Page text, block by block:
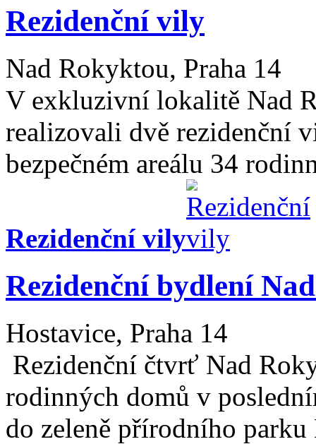
Rezidenční vily
Nad Rokyktou, Praha 14
V exkluzivní lokalitě Nad
realizovali dvě rezidenční
bezpečném areálu 34
Rezidenční vily
Rezidenční bydlení
Hostavice, Praha 14
Rezidenční čtvrť Nad
rodinných domů v
do zeleně přírodního